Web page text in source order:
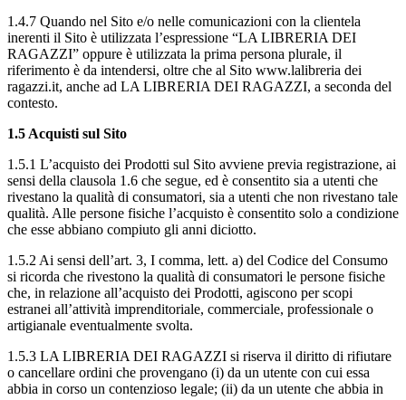
1.4.7 Quando nel Sito e/o nelle comunicazioni con la clientela
inerenti il Sito è utilizzata l’espressione “LA LIBRERIA DEI
RAGAZZI” oppure è utilizzata la prima persona plurale, il
riferimento è da intendersi, oltre che al Sito www.lalibreria dei
ragazzi.it, anche ad LA LIBRERIA DEI RAGAZZI, a seconda del
contesto.
1.5 Acquisti sul Sito
1.5.1 L’acquisto dei Prodotti sul Sito avviene previa registrazione, ai
sensi della clausola 1.6 che segue, ed è consentito sia a utenti che
rivestano la qualità di consumatori, sia a utenti che non rivestano tale
qualità. Alle persone fisiche l’acquisto è consentito solo a condizione
che esse abbiano compiuto gli anni diciotto.
1.5.2 Ai sensi dell’art. 3, I comma, lett. a) del Codice del Consumo
si ricorda che rivestono la qualità di consumatori le persone fisiche
che, in relazione all’acquisto dei Prodotti, agiscono per scopi
estranei all’attività imprenditoriale, commerciale, professionale o
artigianale eventualmente svolta.
1.5.3 LA LIBRERIA DEI RAGAZZI si riserva il diritto di rifiutare
o cancellare ordini che provengano (i) da un utente con cui essa
abbia in corso un contenzioso legale; (ii) da un utente che abbia in